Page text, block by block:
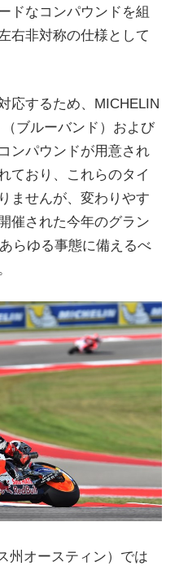
ドなコンパウンドを組
右非対称の仕様として
応するため、MICHELIN
ブルーバンド）および
ンパウンドが用意され
ており、これらのタイ
ませんが、変わりやす
催された今年のグラン
らゆる事態に備えるべ
州オースティン）では